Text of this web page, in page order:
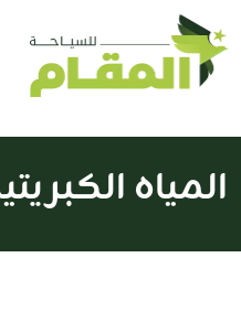
المياه